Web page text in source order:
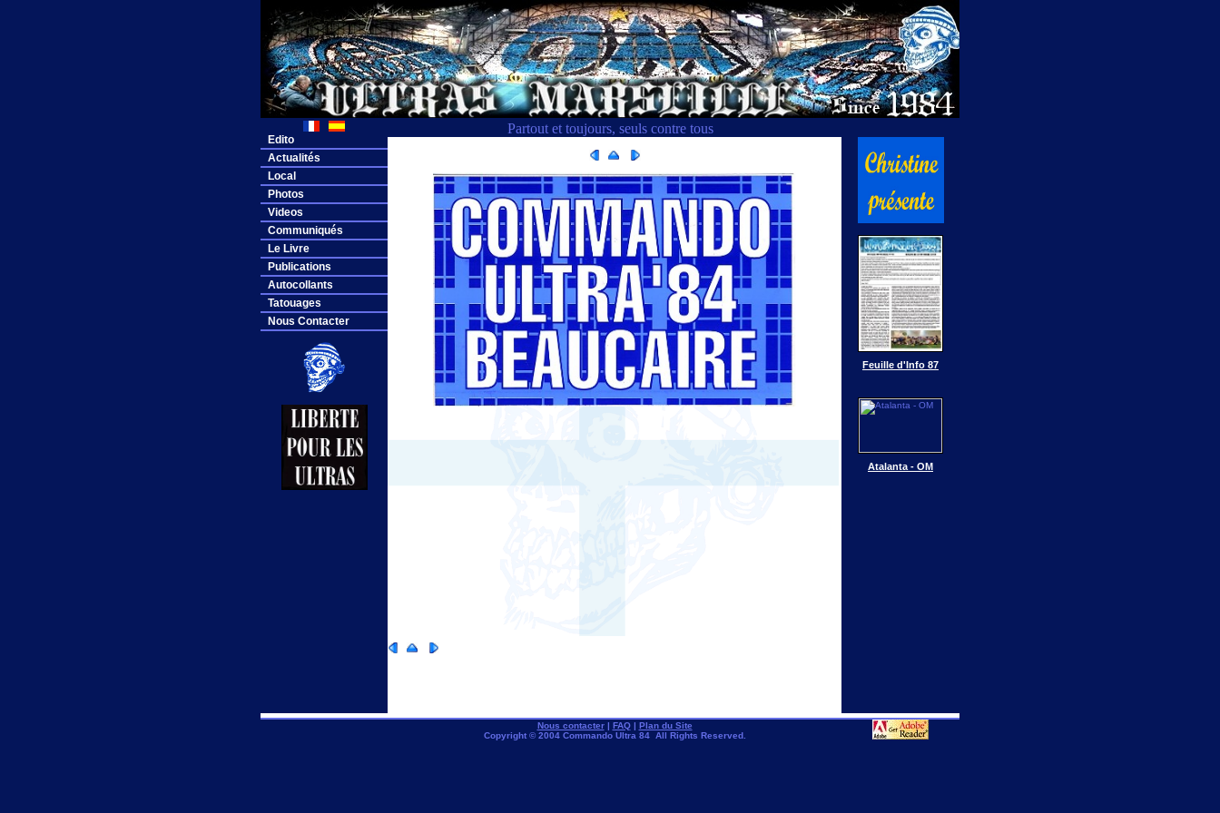
Partout et toujours, seuls contre tous
Edito
Actualités
Local
Photos
Videos
Communiqués
Le Livre
Publications
Autocollants
Tatouages
Nous Contacter
Feuille d'Info 87
Atalanta - OM
Nous contacter| FAQ| Plan du Site
Copyright © 2004 Commando Ultra 84 All Rights Reserved.